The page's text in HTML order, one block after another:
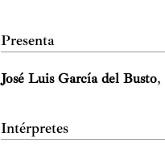
Presenta
José Luis García del Busto,
Intérpretes